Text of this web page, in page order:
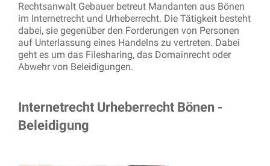
Rechtsanwalt Gebauer betreut Mandanten aus Bönen
im Internetrecht und Urheberrecht. Die Tätigkeit besteht
dabei, sie gegenüber den Forderungen von Personen
auf Unterlassung eines Handelns zu vertreten. Dabei
geht es um das Filesharing, das Domainrecht oder
Abwehr von Beleidigungen.
Internetrecht Urheberrecht Bönen -
Beleidigung